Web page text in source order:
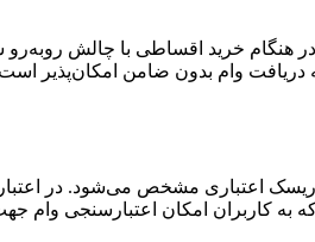
هنگام خرید اقساطی با چالش
وام بدون ضامن امکان‌پذیر است
اعتباری مشخص می‌شود. در
به کاربران امکان اعتبارسنجی وام